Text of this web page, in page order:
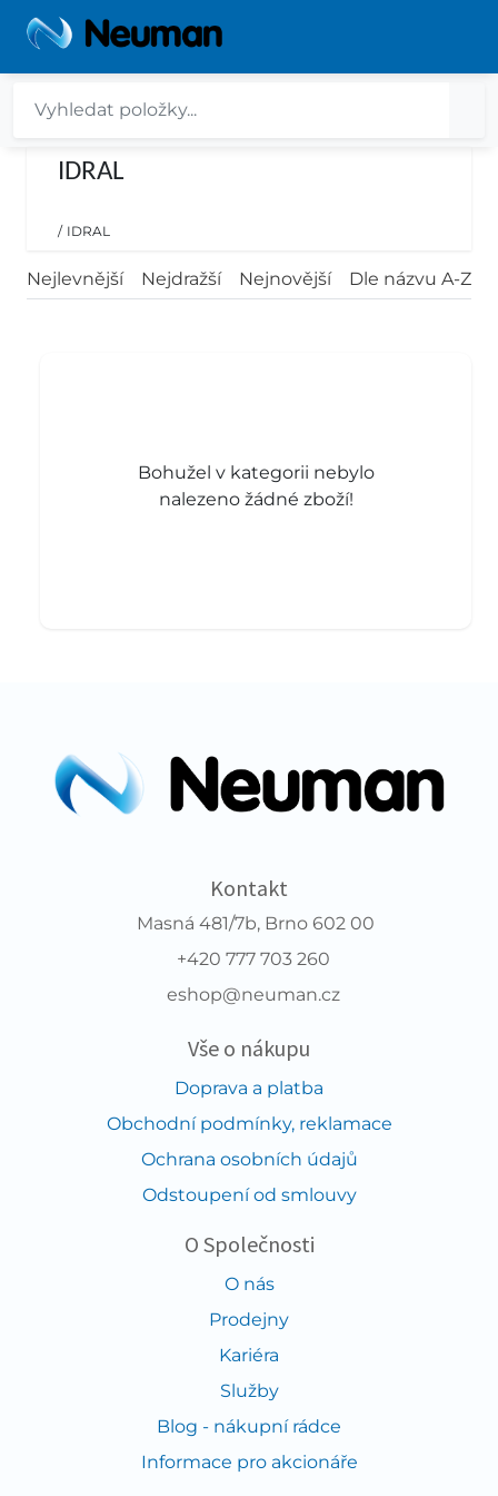
IDRAL
/ IDRAL
Nejlevnější Nejdražší Nejnovější Dle názvu A-Z
Bohužel v kategorii nebylo
nalezeno žádné zboží!
Kontakt
Masná 481/7b, Brno 602 00
+420 777 703 260
eshop@neuman.cz
Vše o nákupu
Doprava a platba
Obchodní podmínky, reklamace
Ochrana osobních údajů
Odstoupení od smlouvy
O Společnosti
O nás
Prodejny
Kariéra
Služby
Blog - nákupní rádce
Informace pro akcionáře